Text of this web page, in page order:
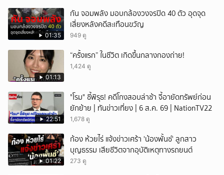
01:35
กัน จอมพลัง มอบกล้องวงจรปิด 40 ตัว อุดจุด
เสี่ยงหลังคดีสะเทือนขวัญ
949 ดู
01:13
“ครั้งแรก” ในชีวิต เกิดขึ้นกลางกองถ่าย!
1,424 ดู
22:51
"โรม" ชี้พิรุธ! คดีโกงสอบล่าช้า จี้อายัดทรัพย์ก่อน
ยักย้าย | ทันข่าวเที่ยง | 6 ส.ค. 69 | NationTV22
1,678 ดู
01:22
ก้อง ห้วยไร่ แจ้งข่าวเศร้า 'น้องพั้นช์' ลูกสาว
บุญธรรม เสียชีวิตจากอุบัติเหตุทางรถยนต์
273 ดู